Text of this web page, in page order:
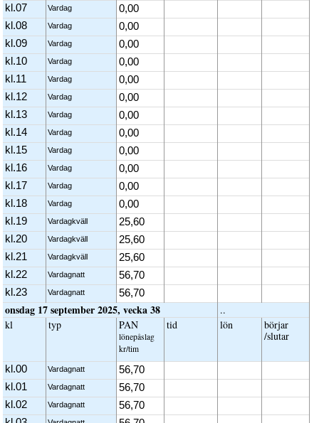
kl.07
Vardag
0,00
kl.08
Vardag
0,00
kl.09
Vardag
0,00
kl.10
Vardag
0,00
kl.11
Vardag
0,00
kl.12
Vardag
0,00
kl.13
Vardag
0,00
kl.14
Vardag
0,00
kl.15
Vardag
0,00
kl.16
Vardag
0,00
kl.17
Vardag
0,00
kl.18
Vardag
0,00
kl.19
Vardagkväll
25,60
kl.20
Vardagkväll
25,60
kl.21
Vardagkväll
25,60
kl.22
Vardagnatt
56,70
kl.23
Vardagnatt 56,70
onsdag 17 september 2025, vecka 38
..
kl
typ PAN
löne­påslag
kr/tim
tid lön
börjar
/slutar
kl.00 Vardagnatt
56,70
kl.01
Vardagnatt
56,70
kl.02
Vardagnatt
56,70